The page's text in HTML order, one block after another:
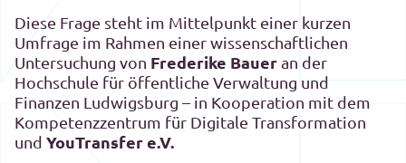
Diese Frage steht im Mittelpunkt einer kurzen
Umfrage im Rahmen einer wissenschaftlichen
Untersuchung von Frederike Baueran der
Hochschule für öffentliche Verwaltung und
Finanzen Ludwigsburg – in Kooperation mit dem
Kompetenzzentrum für Digitale Transformation
undYouTransfer e.V.